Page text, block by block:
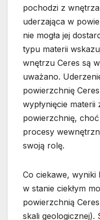
pochodzi z
uderzająca w
nie mogła jej
typu materii
wnętrzu Ceres są
uważano.
powierzchnię
wypłynięcie
powierzchnię,
procesy
swoją rolę.
Co ciekawe, wyniki
w stanie ciekłym
powierzchnią
skali geologicznej).